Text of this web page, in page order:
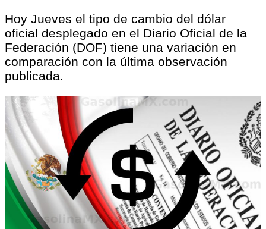
Hoy Jueves el tipo de cambio del dólar
oficial desplegado en el Diario Oficial de la
Federación (DOF) tiene una variación en
comparación con la última observación
publicada.